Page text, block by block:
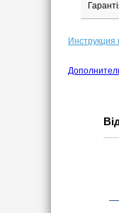
Инструкция